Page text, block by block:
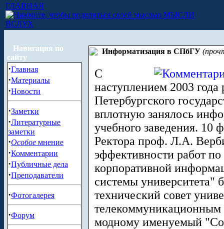
ГЛАВНАЯ
МЫСЛИ
ВСЛУХ
Навигация по
сайту
·Главная
·Материалы
·Новости
·Заметки
·Литературные
заметки
·Особое мнение
·Комментарии
·Публичные дела
·Преподаватели
·Фотогалерея
·Форум
Информатизация в СПбГУ
С
наступлением 2003 года
Петербургского
вплотную занялось
учебного заведения. 10
Ректора проф. Л.А.
эффективности работ
корпоративной
системы университета"
технический совет
телекоммуникационным
модному именуемый